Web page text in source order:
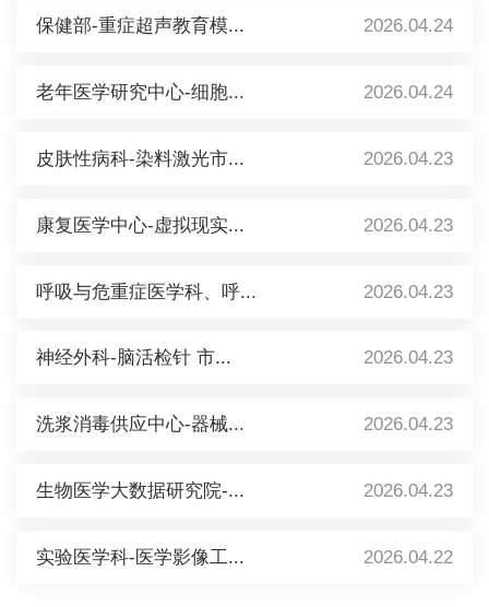
保健部-重症超声教育模... 2026.04.24
老年医学研究中心-细胞... 2026.04.24
皮肤性病科-染料激光市... 2026.04.23
康复医学中心-虚拟现实... 2026.04.23
呼吸与危重症医学科、呼... 2026.04.23
神经外科-脑活检针 市... 2026.04.23
洗浆消毒供应中心-器械... 2026.04.23
生物医学大数据研究院-... 2026.04.23
实验医学科-医学影像工... 2026.04.22